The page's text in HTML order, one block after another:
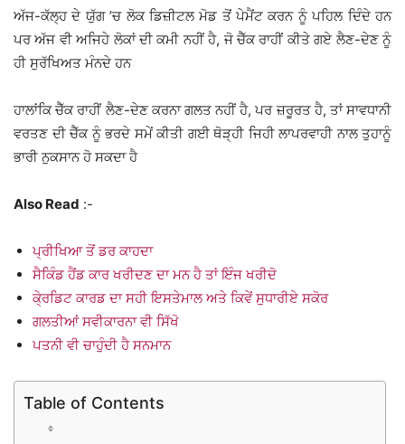
ਅੱਜ-ਕੱਲ੍ਹ ਦੇ ਯੁੱਗ ’ਚ ਲੋਕ ਡਿਜ਼ੀਟਲ ਮੋਡ ਤੋਂ ਪੇਮੈਂਟ ਕਰਨ ਨੂੰ ਪਹਿਲ ਦਿੰਦੇ ਹਨ
ਪਰ ਅੱਜ ਵੀ ਅਜਿਹੇ ਲੋਕਾਂ ਦੀ ਕਮੀ ਨਹੀਂ ਹੈ, ਜੋ ਚੈੱਕ ਰਾਹੀਂ ਕੀਤੇ ਗਏ ਲੈਣ-ਦੇਣ ਨੂੰ
ਹੀ ਸੁਰੱਖਿਅਤ ਮੰਨਦੇ ਹਨ
ਹਾਲਾਂਕਿ ਚੈੱਕ ਰਾਹੀਂ ਲੈਣ-ਦੇਣ ਕਰਨਾ ਗਲਤ ਨਹੀਂ ਹੈ, ਪਰ ਜ਼ਰੂਰਤ ਹੈ, ਤਾਂ ਸਾਵਧਾਨੀ
ਵਰਤਣ ਦੀ ਚੈੱਕ ਨੂੰ ਭਰਦੇ ਸਮੇਂ ਕੀਤੀ ਗਈ ਥੋੜ੍ਹੀ ਜਿਹੀ ਲਾਪਰਵਾਹੀ ਨਾਲ ਤੁਹਾਨੂੰ
ਭਾਰੀ ਨੁਕਸਾਨ ਹੋ ਸਕਦਾ ਹੈ
Also Read :-
ਪ੍ਰੀਖਿਆ ਤੋਂ ਡਰ ਕਾਹਦਾ
ਸੈਕਿੰਡ ਹੈਂਡ ਕਾਰ ਖਰੀਦਣ ਦਾ ਮਨ ਹੈ ਤਾਂ ਇੰਜ ਖਰੀਦੋ
ਕੇ੍ਰਡਿਟ ਕਾਰਡ ਦਾ ਸਹੀ ਇਸਤੇਮਾਲ ਅਤੇ ਕਿਵੇਂ ਸੁਧਾਰੀਏ ਸਕੋਰ
ਗਲਤੀਆਂ ਸਵੀਕਾਰਨਾ ਵੀ ਸਿੱਖੋ
ਪਤਨੀ ਵੀ ਚਾਹੁੰਦੀ ਹੈ ਸਨਮਾਨ
Table of Contents